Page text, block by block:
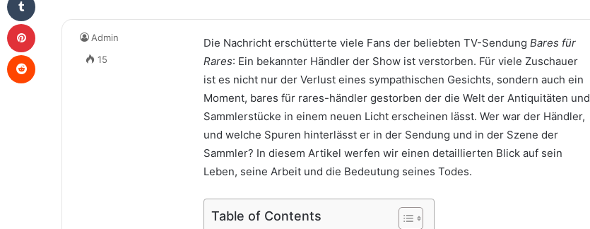
Die Nachricht erschütterte viele Fans der beliebten TV-Sendung Bares für
Rares: Ein bekannter Händler der Show ist verstorben. Für viele Zuschauer
ist es nicht nur der Verlust eines sympathischen Gesichts, sondern auch ein
Moment, bares für rares-händler gestorben der die Welt der Antiquitäten und
Sammlerstücke in einem neuen Licht erscheinen lässt. Wer war der Händler,
und welche Spuren hinterlässt er in der Sendung und in der Szene der
Sammler? In diesem Artikel werfen wir einen detaillierten Blick auf sein
Leben, seine Arbeit und die Bedeutung seines Todes.
Table of Contents
Admin
15
Pinterest